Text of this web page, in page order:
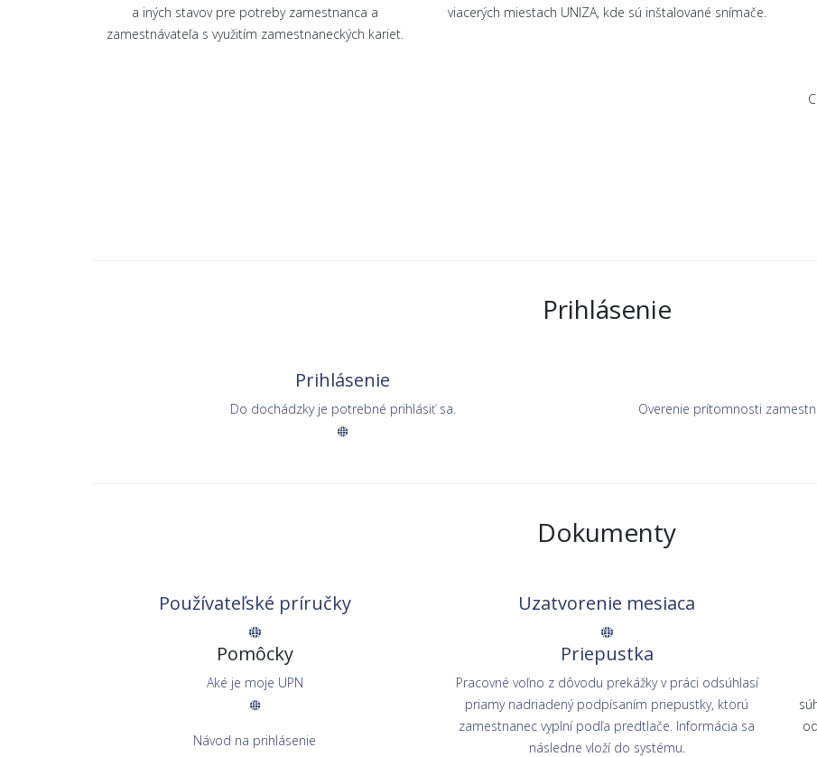
a iných stavov pre potreby zamestnanca a
zamestnávateľa s využitím zamestnaneckých kariet.
viacerých miestach UNIZA, kde sú inštalované snímače.
Prihlásenie
Prihlásenie
Do dochádzky je potrebné prihlásiť sa. Overenie prítomnosti
Dokumenty
Používateľské príručky Uzatvorenie mesiaca
Pomôcky
Aké je moje UPN
Návod na prihlásenie
Priepustka
Pracovné voľno z dôvodu prekážky v práci odsúhlasí
priamy nadriadený podpísaním priepustky, ktorú
zamestnanec vyplní podľa predtlače. Informácia sa
následne vloží do systému.